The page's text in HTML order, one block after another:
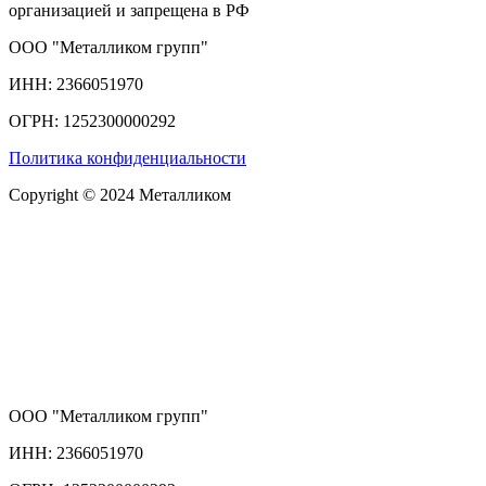
организацией и запрещена в РФ
ООО "Металликом групп"
ИНН: 2366051970
ОГРН: 1252300000292
Политика конфиденциальности
Copyright © 2024 Металликом
ООО "Металликом групп"
ИНН: 2366051970